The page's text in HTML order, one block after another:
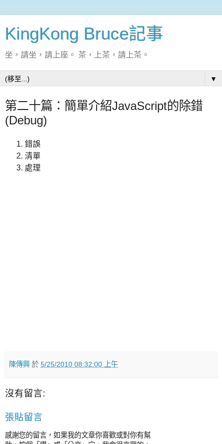
KingKong Bruce記事
坐，請坐，請上座。 茶，上茶，請上茶。
▼
第二十篇：簡單介紹JavaScript的除錯
(Debug)
錯誤
清單
處理
陳傳興 於 5/25/2010 08:32:00 上午
沒有留言:
張貼留言
感謝您的留言，如果我的文章你喜歡或對你有幫